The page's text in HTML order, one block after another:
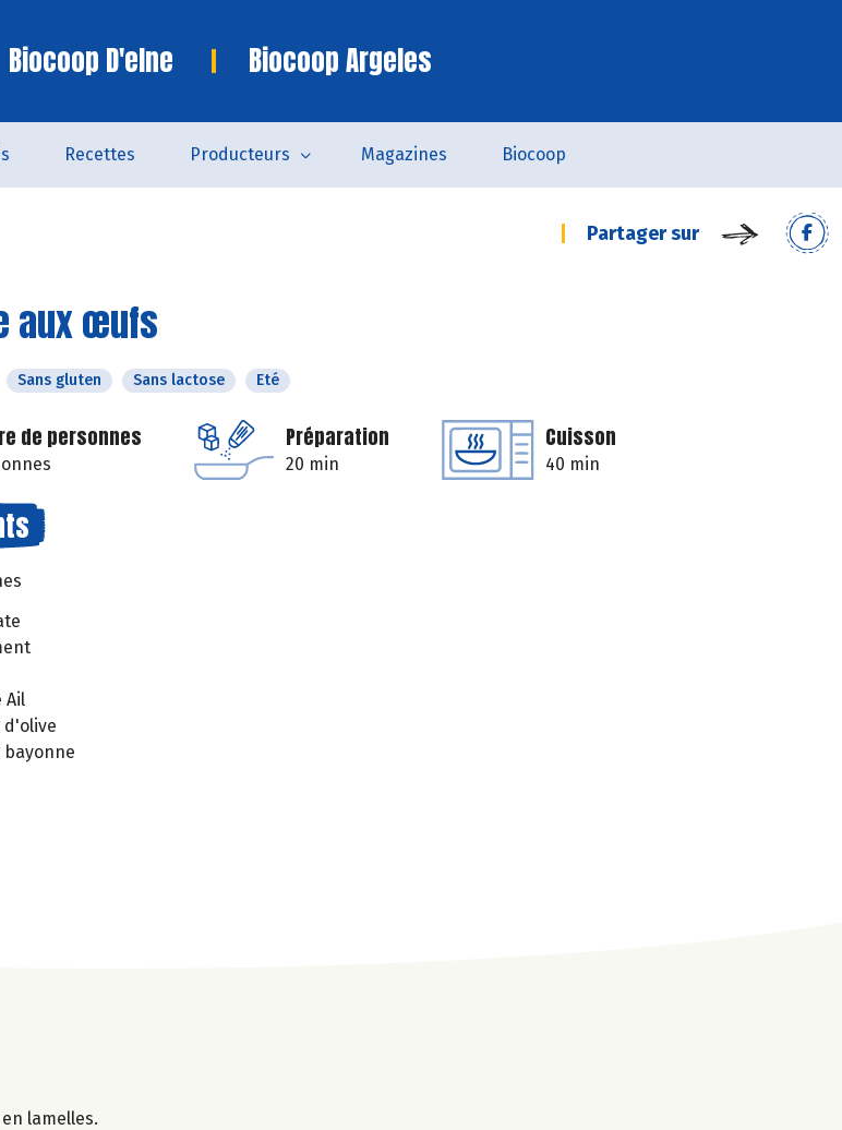
Biocoop D'elne Biocoop Argeles
Recettes Producteurs Magazines Biocoop
Partager sur
aux œufs
Sans gluten Sans lactose Eté
de personnes Préparation
20 min
Cuisson
40 min
Ail
d'olive
bayonne
lamelles.